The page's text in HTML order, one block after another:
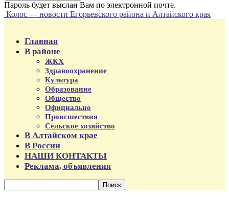
Пароль будет выслан Вам по электронной почте.
Колос — новости Егорьевского района и Алтайского края
Главная
В районе
ЖКХ
Здравоохранение
Культура
Образование
Общество
Официально
Происшествия
Сельское хозяйство
В Алтайском крае
В России
НАШИ КОНТАКТЫ
Реклама, объявления